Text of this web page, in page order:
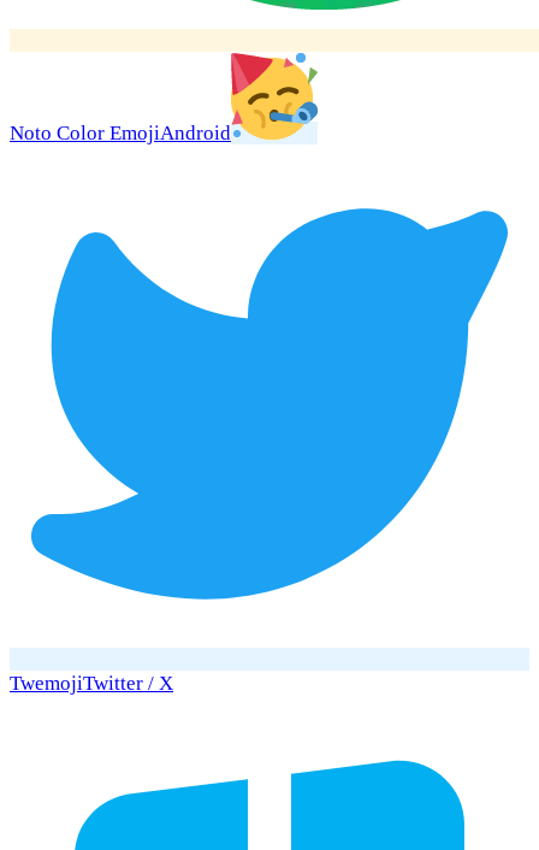
Noto Color EmojiAndroid
TwemojiTwitter / X